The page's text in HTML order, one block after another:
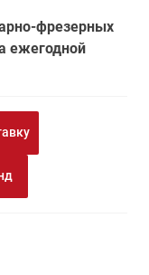
фрезерных
ежегодной